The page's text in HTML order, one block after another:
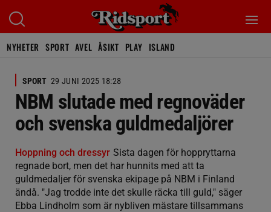
NYHETER SPORT AVEL ÅSIKT PLAY ISLAND
SPORT 29 JUNI 2025 18:28
NBM slutade med regnoväder
och svenska guldmedaljörer
Hoppning och dressyr Sista dagen för hoppryttarna
regnade bort, men det har hunnits med att ta
guldmedaljer för svenska ekipage på NBM i Finland
ändå. "Jag trodde inte det skulle räcka till guld," säger
Ebba Lindholm som är nybliven mästare tillsammans